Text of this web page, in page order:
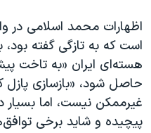
اظهارات محمد اسلامی در
است که به تازگی گفته بود،
هسته‌ای ایران «به تاخت
حاصل شود، «بازسازی پازل
غیرممکن نیست، اما بسیار
پیچیده و شاید برخی